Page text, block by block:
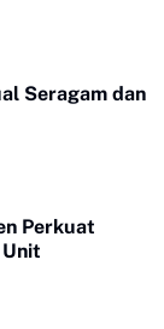
Seragam dan
Perkuat